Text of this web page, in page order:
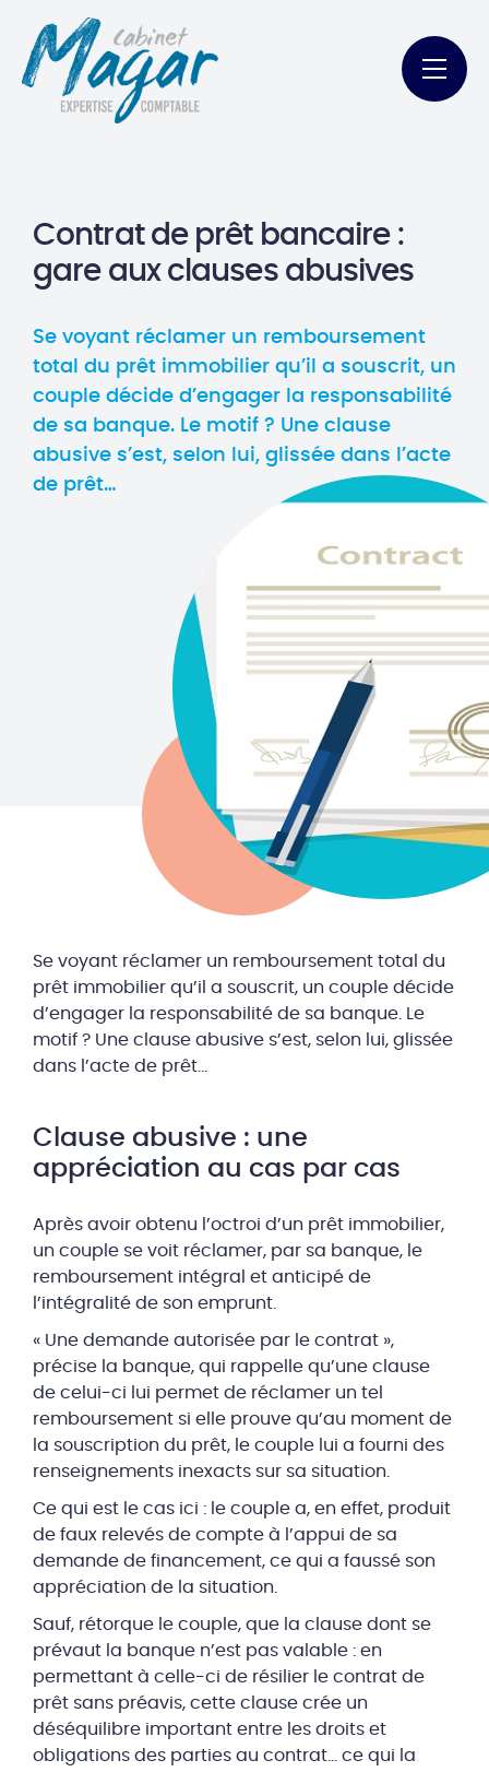
Contrat de prêt bancaire :
gare aux clauses abusives
Se voyant réclamer un remboursement
total du prêt immobilier qu’il a souscrit, un
couple décide d’engager la responsabilité
de sa banque. Le motif ? Une clause
abusive s’est, selon lui, glissée dans l’acte
de prêt…
Se voyant réclamer un remboursement total du
prêt immobilier qu’il a souscrit, un couple décide
d’engager la responsabilité de sa banque. Le
motif ? Une clause abusive s’est, selon lui, glissée
dans l’acte de prêt…
Clause abusive : une
appréciation au cas par cas
Après avoir obtenu l’octroi d’un prêt immobilier,
un couple se voit réclamer, par sa banque, le
remboursement intégral et anticipé de
l’intégralité de son emprunt.
« Une demande autorisée par le contrat »,
précise la banque, qui rappelle qu’une clause
de celui-ci lui permet de réclamer un tel
remboursement si elle prouve qu’au moment de
la souscription du prêt, le couple lui a fourni des
renseignements inexacts sur sa situation.
Ce qui est le cas ici : le couple a, en effet, produit
de faux relevés de compte à l’appui de sa
demande de financement, ce qui a faussé son
appréciation de la situation.
Sauf, rétorque le couple, que la clause dont se
prévaut la banque n’est pas valable : en
permettant à celle-ci de résilier le contrat de
prêt sans préavis, cette clause crée un
déséquilibre important entre les droits et
obligations des parties au contrat… ce qui la